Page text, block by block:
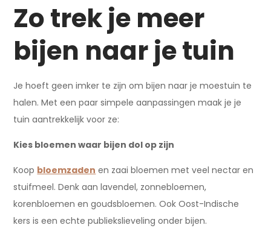
Zo trek je meer
bijen naar je tuin
Je hoeft geen imker te zijn om bijen naar je moestuin te
halen. Met een paar simpele aanpassingen maak je je
tuin aantrekkelijk voor ze:
Kies bloemen waar bijen dol op zijn
Koop bloemzaden en zaai bloemen met veel nectar en
stuifmeel. Denk aan lavendel, zonnebloemen,
korenbloemen en goudsbloemen. Ook Oost-Indische
kers is een echte publiekslieveling onder bijen.